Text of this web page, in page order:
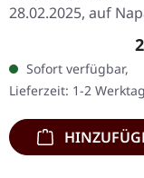
28.02.2025, auf
Records.
schwarzes Vinyl im
Gatefold-Cover mit
seitigem Booklet im
Format…
Sofort verfügbar,
Lieferzeit: 1-2